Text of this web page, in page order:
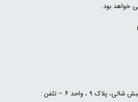
خواهد بود.
تهران : آیت اله کاشانی، اباذر، نبش شالی، پلاک ۹ ، واحد ۶ – تلفن :